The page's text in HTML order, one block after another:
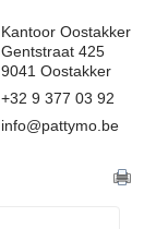
Kantoor Oostakker
Gentstraat 425
9041 Oostakker
+32 9 377 03 92
info@pattymo.be